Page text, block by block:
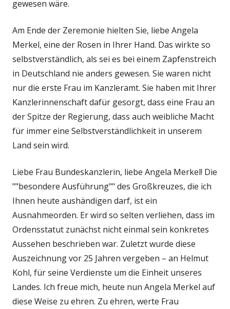
gewesen wäre.
Am Ende der Zeremonie hielten Sie, liebe Angela
Merkel, eine der Rosen in Ihrer Hand. Das wirkte so
selbstverständlich, als sei es bei einem Zapfenstreich
in Deutschland nie anders gewesen. Sie waren nicht
nur die erste Frau im Kanzleramt. Sie haben mit Ihrer
Kanzlerinnenschaft dafür gesorgt, dass eine Frau an
der Spitze der Regierung, dass auch weibliche Macht
für immer eine Selbstverständlichkeit in unserem
Land sein wird.
Liebe Frau Bundeskanzlerin, liebe Angela Merkel! Die
""besondere Ausführung"" des Großkreuzes, die ich
Ihnen heute aushändigen darf, ist ein
Ausnahmeorden. Er wird so selten verliehen, dass im
Ordensstatut zunächst nicht einmal sein konkretes
Aussehen beschrieben war. Zuletzt wurde diese
Auszeichnung vor 25 Jahren vergeben – an Helmut
Kohl, für seine Verdienste um die Einheit unseres
Landes. Ich freue mich, heute nun Angela Merkel auf
diese Weise zu ehren. Zu ehren, werte Frau